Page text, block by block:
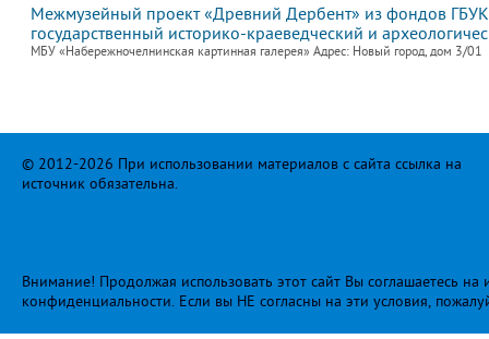
Межмузейный проект «Древний Дербент» из фондов ГБУК
государственный историко-краеведческий и
МБУ «Набережночелнинская картинная галерея» Адрес: Новый город, дом 3/01
© 2012-2026 При использовании материалов с сайта ссылка на
источник обязательна.
Внимание! Продолжая использовать этот сайт Вы соглашаетесь
конфиденциальности. Если вы НЕ согласны на эти условия,